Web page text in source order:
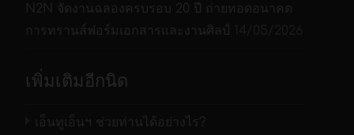
N2N จัดงานฉลองครบรอบ 20 ปี ถ่ายทอดอนาคต
การทรานส์ฟอร์มเอกสารและงานศิลป์
เพิ่มเติมอีกนิด
เอ็นทูเอ็นฯ ช่วยท่านได้อย่างไร?